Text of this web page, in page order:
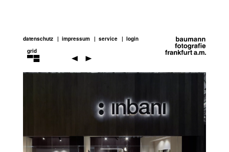
datenschutz impressum service
login
grid
interieur